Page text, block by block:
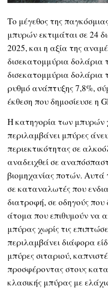
Το μέγεθος της
μπυρών εκτιμάται σε 24
2025, και η αξία της
δισεκατομμύρια δολάρια
δισεκατομμύρια δολάρια
ρυθμό ανάπτυξης 7,8%,
έκθεση που δημοσίευσε η
H κατηγορία των μπυρών
περιλαμβάνει μπύρες
περιεκτικότητας σε
αναδειχθεί σε
βιομηχανίας ποτών. Αυτά
σε καταναλωτές που
διατροφή, σε οδηγούς που
άτομα που επιθυμούν να
μπύρας χωρίς τις
περιλαμβάνει διάφορα
μπύρες σιταριού,
προσφέροντας στους
κλασικής μπύρας με